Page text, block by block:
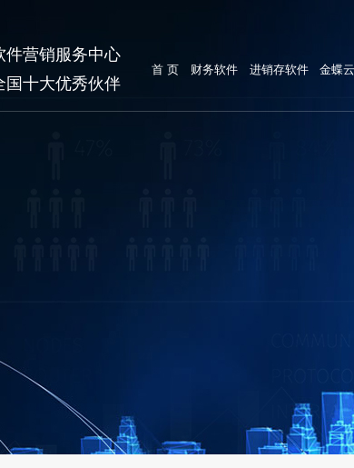
件营销服务中心
国十大优秀伙伴
首 页 财务软件 进销存软件 金蝶